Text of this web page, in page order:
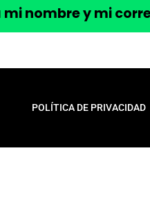
nombre y mi
POLÍTICA DE PRIVACIDAD